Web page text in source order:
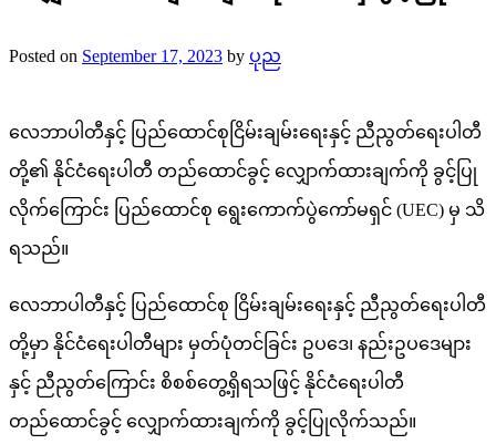
Posted on September 17, 2023 by ပုည
လေဘာပါတီနှင့် ပြည်ထောင်စုငြိမ်းချမ်းရေးနှင့် ညီညွတ်ရေးပါတီ
တို့၏ နိုင်ငံရေးပါတီ တည်ထောင်ခွင့် လျှောက်ထားချက်ကို ခွင့်ပြု
လိုက်ကြောင်း ပြည်ထောင်စု ရွေးကောက်ပွဲကော်မရှင် (UEC) မှ သိ
ရသည်။
လေဘာပါတီနှင့် ပြည်ထောင်စု ငြိမ်းချမ်းရေးနှင့် ညီညွတ်ရေးပါတီ
တို့မှာ နိုင်ငံရေးပါတီများ မှတ်ပုံတင်ခြင်း ဥပဒေ၊ နည်းဥပဒေများ
နှင့် ညီညွတ်ကြောင်း စိစစ်တွေ့ရှိရသဖြင့် နိုင်ငံရေးပါတီ
တည်ထောင်ခွင့် လျှောက်ထားချက်ကို ခွင့်ပြုလိုက်သည်။